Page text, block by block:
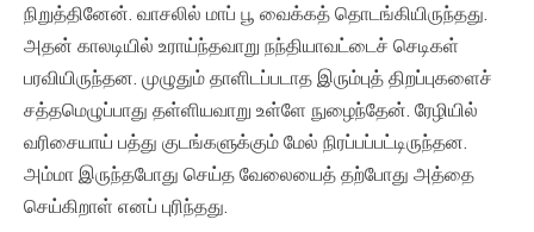
நிறுத்தினேன். வாசலில் மாப் பூ வைக்கத் தொடங்கியிருந்தது.
அதன் காலடியில் உராய்ந்தவாறு நந்தியாவட்டைச் செடிகள்
பரவியிருந்தன. முழுதும் தாளிடப்படாத இரும்புத் திறப்புகளைச்
சத்தமெழுப்பாது தள்ளியவாறு உள்ளே நுழைந்தேன். ரேழியில்
வரிசையாய் பத்து குடங்களுக்கும் மேல் நிரப்பப்பட்டிருந்தன.
அம்மா இருந்தபோது செய்த வேலையைத் தற்போது அத்தை
செய்கிறாள் எனப் புரிந்தது.